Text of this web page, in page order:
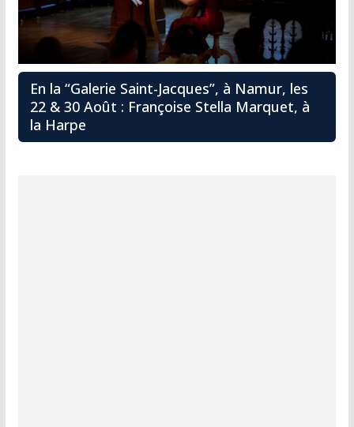
En la “Galerie Saint-Jacques”, à Namur, les
22 & 30 Août : Françoise Stella Marquet, à
la Harpe